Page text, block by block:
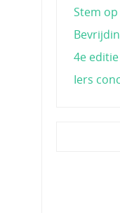
Stem
4e
Iers